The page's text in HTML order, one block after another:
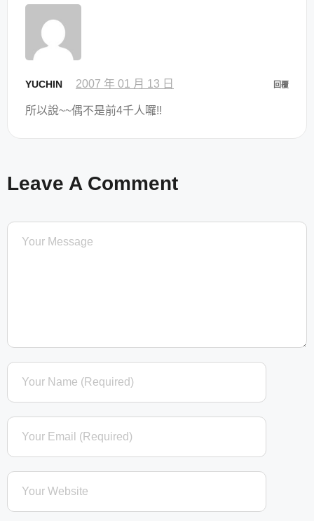
YUCHIN 2007 年 01 月 13 日 回覆
所以說~~偶不是前4千人囉!!
Leave A Comment